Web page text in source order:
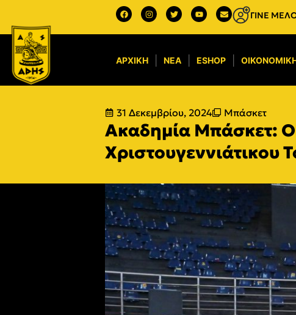
ΓΙΝΕ
ΑΡΧΙΚΉ ΝΈΑ ESHOP
31 Δεκεμβρίου, 2024 Μπάσκετ
Ακαδημία Μπάσκετ: